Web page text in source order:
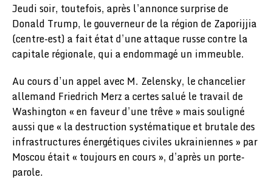
Jeudi soir, toutefois, après l’annonce surprise de
Donald Trump, le gouverneur de la région de Zaporijjia
(centre-est) a fait état d’une attaque russe contre la
capitale régionale, qui a endommagé un immeuble.
Au cours d’un appel avec M. Zelensky, le chancelier
allemand Friedrich Merz a certes salué le travail de
Washington « en faveur d’une trêve » mais souligné
aussi que « la destruction systématique et brutale des
infrastructures énergétiques civiles ukrainiennes » par
Moscou était « toujours en cours », d’après un porte-
parole.